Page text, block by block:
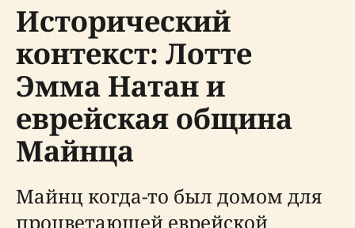
Исторический
контекст: Лотте
Эмма Натан и
еврейская община
Майнца
Майнц когда-то был домом для
процветающей еврейской